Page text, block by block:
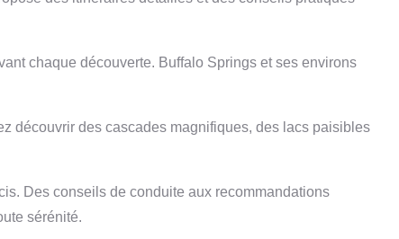
chaque découverte. Buffalo Springs et ses environs
découvrir des cascades magnifiques, des lacs paisibles
Des conseils de conduite aux recommandations
sérénité.